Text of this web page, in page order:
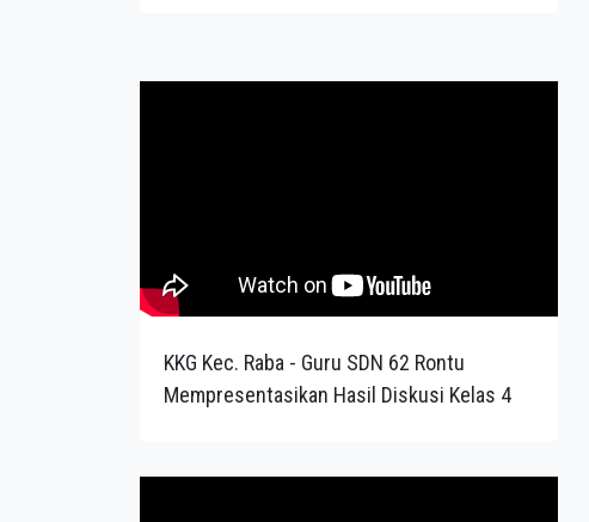
KKG Kec. Raba - Guru SDN 62 Rontu
Mempresentasikan Hasil Diskusi Kelas 4